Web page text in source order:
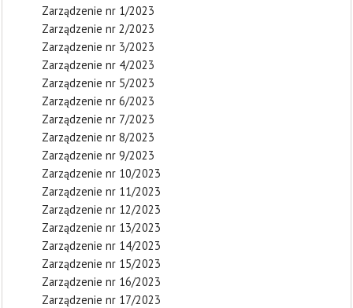
Zarządzenie nr 1/2023
Zarządzenie nr 2/2023
Zarządzenie nr 3/2023
Zarządzenie nr 4/2023
Zarządzenie nr 5/2023
Zarządzenie nr 6/2023
Zarządzenie nr 7/2023
Zarządzenie nr 8/2023
Zarządzenie nr 9/2023
Zarządzenie nr 10/2023
Zarządzenie nr 11/2023
Zarządzenie nr 12/2023
Zarządzenie nr 13/2023
Zarządzenie nr 14/2023
Zarządzenie nr 15/2023
Zarządzenie nr 16/2023
Zarządzenie nr 17/2023